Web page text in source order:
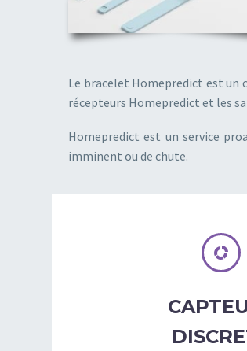
Le bracelet Homepredict est un
récepteurs Homepredict et les
Homepredict est un service
imminent ou de chute.

